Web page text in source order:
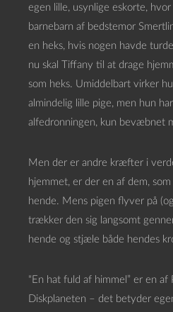
egen lille, usynlige eskorte,
barnebarn af bedstemor
en heks, hvis nogen havde
nu skal Tiffany til at drage
som heks. Umiddelbart virker
almindelig lille pige, men hun
alfedronningen, kun bevæbnet
Men der er andre kræfter i
hjemmet, er der en af dem,
hende. Mens pigen flyver på
trækker den sig langsomt
hende og stjæle både hendes
“En hat fuld af himmel” er en
Diskplaneten – det betyder